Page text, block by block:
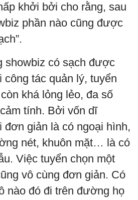
khởi bởi cho rằng, sau
phần nào cũng được
showbiz có sạch được
tác quản lý, tuyển
khá lỏng lẻo, đa số
tính. Bởi vốn dĩ
đơn giản là có ngoại hình,
nét, khuôn mặt… là có
Việc tuyển chọn một
vô cùng đơn giản. Có
nào đó đi trên đường họ